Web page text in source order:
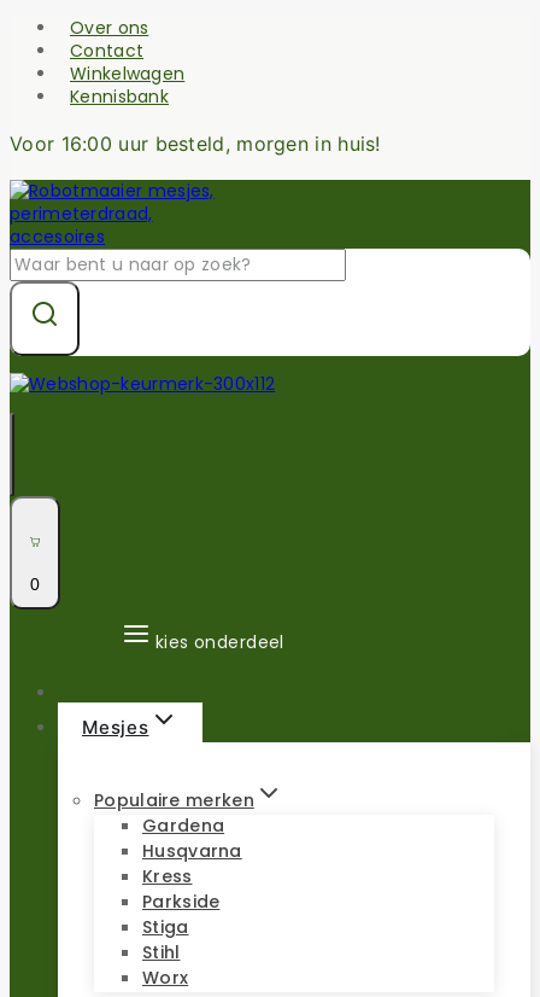
Skip
content
Over ons
Contact
Winkelwagen
Kennisbank
Voor 16:00 uur besteld, morgen in huis!
Zoek
naar:
0
kies onderdeel
Mesjes
Populaire merken
Gardena
Husqvarna
Kress
Parkside
Stiga
Stihl
Worx